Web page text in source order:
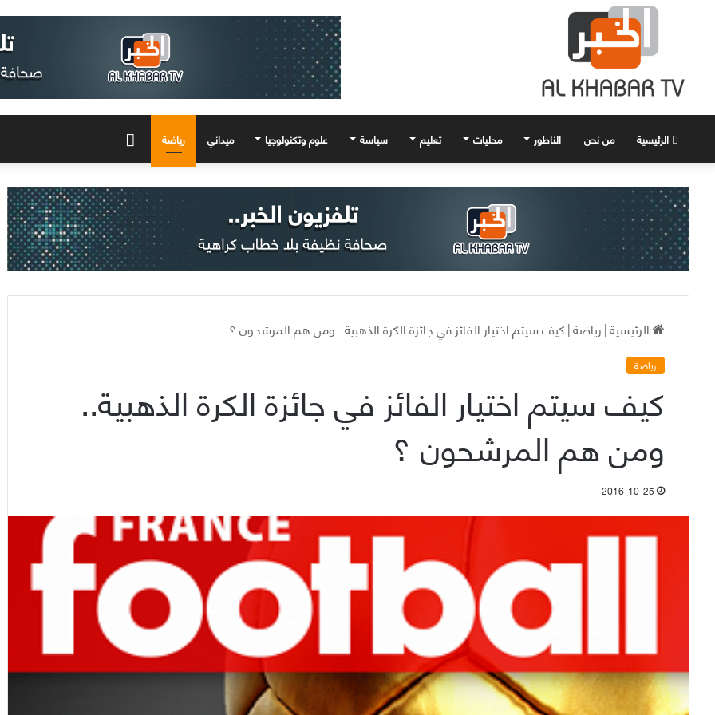
الرئيسية من نحن الناطور محليات تعليم سياسة علوم وتكنولوجيا ميداني رياضة
الرئيسية|رياضة|كيف سيتم اختيار الفائز في جائزة الكرة الذهبية.. ومن هم المرشحون ؟
رياضة
كيف سيتم اختيار الفائز في جائزة الكرة الذهبية..
ومن هم المرشحون ؟
2016-10-25